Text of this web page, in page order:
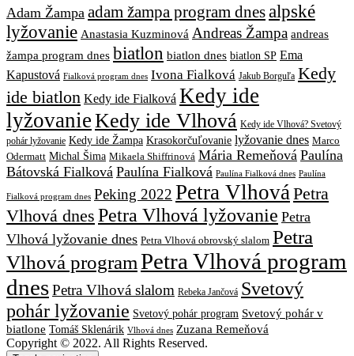
Adam Žampa adam žampa program dnesalpské
lyžovanie Anastasia Kuzminová Andreas Žampa andreas
žampa program dnes biatlon biatlon dnes biatlon SP Ema
Kapustová Fialková program dnes Ivona Fialková Jakub Borguľa Kedy
ide biatlon Kedy ide Fialková Kedy ide
lyžovanieKedy ide Vlhová Kedy ide Vlhová? Svetový
pohár lyžovanie Kedy ide Žampa Krasokorčuľovanie lyžovanie dnes Marco
Odermatt Michal Šima Mikaela Shiffrinová Mária Remeňová Paulína
Bátovská Fialková Paulína Fialková Paulína Fialková dnes Paulína
Fialková program dnes Peking 2022 Petra Vlhová Petra
Vlhová dnes Petra Vlhová lyžovanie Petra
Vlhová lyžovanie dnes Petra Vlhová obrovský slalom Petra
Vlhová programPetra Vlhová program
dnesPetra Vlhová slalom Rebeka Jančová Svetový
pohár lyžovanie Svetový pohár program Svetový pohár v
biatlone Tomáš Sklenárik Vlhová dnes Zuzana Remeňová
Copyright © 2022. All Rights Reserved.